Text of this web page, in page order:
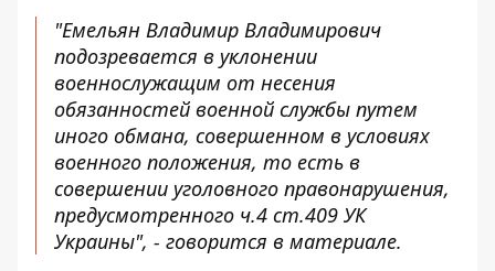
"Емельян Владимир Владимирович
подозревается в уклонении
военнослужащим от несения
обязанностей военной службы путем
иного обмана, совершенном в условиях
военного положения, то есть в
совершении уголовного правонарушения,
предусмотренного ч.4 ст.409 УК
Украины", - говорится в материале.